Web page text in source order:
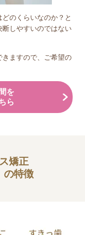
どのくらいなのか？と
しやすいのではない
ますので、ご希望の
を
ら
矯正
の特徴